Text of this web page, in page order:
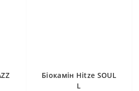
Біокамін Hitze SOUL
L